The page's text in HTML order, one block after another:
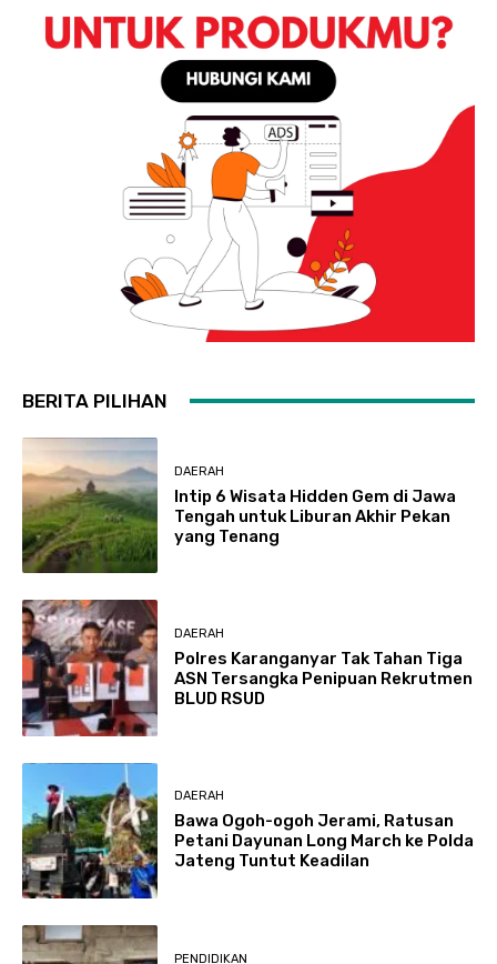
BERITA PILIHAN
DAERAH
Intip 6 Wisata Hidden Gem di Jawa
Tengah untuk Liburan Akhir Pekan
yang Tenang
DAERAH
Polres Karanganyar Tak Tahan Tiga
ASN Tersangka Penipuan Rekrutmen
BLUD RSUD
DAERAH
Bawa Ogoh-ogoh Jerami, Ratusan
Petani Dayunan Long March ke Polda
Jateng Tuntut Keadilan
PENDIDIKAN